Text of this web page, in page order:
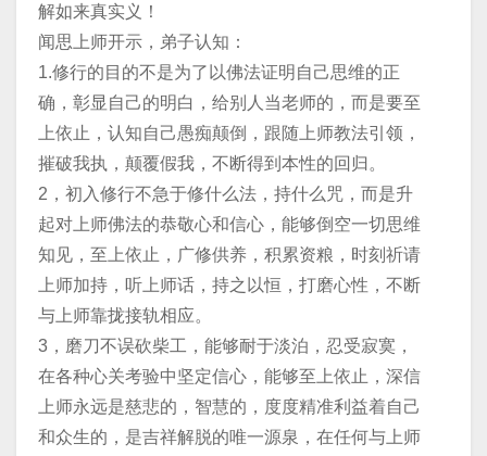
解如来真实义！
闻思上师开示，弟子认知：
1.修行的目的不是为了以佛法证明自己思维的正
确，彰显自己的明白，给别人当老师的，而是要至
上依止，认知自己愚痴颠倒，跟随上师教法引领，
摧破我执，颠覆假我，不断得到本性的回归。
2，初入修行不急于修什么法，持什么咒，而是升
起对上师佛法的恭敬心和信心，能够倒空一切思维
知见，至上依止，广修供养，积累资粮，时刻祈请
上师加持，听上师话，持之以恒，打磨心性，不断
与上师靠拢接轨相应。
3，磨刀不误砍柴工，能够耐于淡泊，忍受寂寞，
在各种心关考验中坚定信心，能够至上依止，深信
上师永远是慈悲的，智慧的，度度精准利益着自己
和众生的，是吉祥解脱的唯一源泉，在任何与上师